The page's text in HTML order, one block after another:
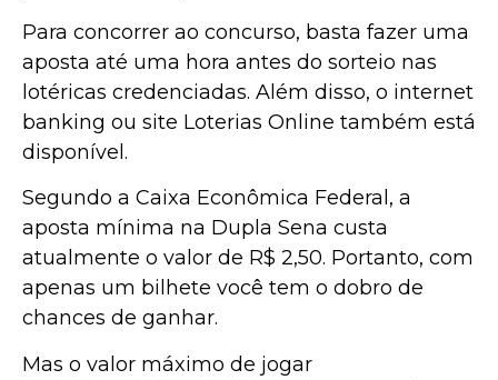
Para concorrer ao concurso, basta fazer uma
aposta até uma hora antes do sorteio nas
lotéricas credenciadas. Além disso, o internet
banking ou site Loterias Online também está
disponível.
Segundo a Caixa Econômica Federal, a
aposta mínima na Dupla Sena custa
atualmente o valor de R$ 2,50. Portanto, com
apenas um bilhete você tem o dobro de
chances de ganhar.
Mas o valor máximo de jogar